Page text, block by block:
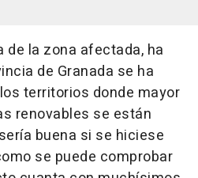
de la zona afectada, ha
de Granada se ha
territorios donde mayor
renovables se están
buena si se hiciese
se puede comprobar